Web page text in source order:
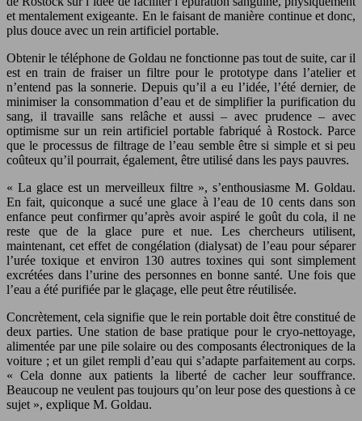
et mentalement exigeante. En le faisant de manière continue et donc,
plus douce avec un rein artificiel portable.
Obtenir le téléphone de Goldau ne fonctionne pas tout de suite, car il
est en train de fraiser un filtre pour le prototype dans l’atelier et
n’entend pas la sonnerie. Depuis qu’il a eu l’idée, l’été dernier, de
minimiser la consommation d’eau et de simplifier la purification du
sang, il travaille sans relâche et aussi – avec prudence – avec
optimisme sur un rein artificiel portable fabriqué à Rostock. Parce
que le processus de filtrage de l’eau semble être si simple et si peu
coûteux qu’il pourrait, également, être utilisé dans les pays pauvres.
« La glace est un merveilleux filtre », s’enthousiasme M. Goldau.
En fait, quiconque a sucé une glace à l’eau de 10 cents dans son
enfance peut confirmer qu’après avoir aspiré le goût du cola, il ne
reste que de la glace pure et nue. Les chercheurs utilisent,
maintenant, cet effet de congélation (dialysat) de l’eau pour séparer
l’urée toxique et environ 130 autres toxines qui sont simplement
excrétées dans l’urine des personnes en bonne santé. Une fois que
l’eau a été purifiée par le glaçage, elle peut être réutilisée.
Concrètement, cela signifie que le rein portable doit être constitué de
deux parties. Une station de base pratique pour le cryo-nettoyage,
alimentée par une pile solaire ou des composants électroniques de la
voiture ; et un gilet rempli d’eau qui s’adapte parfaitement au corps.
« Cela donne aux patients la liberté de cacher leur souffrance.
Beaucoup ne veulent pas toujours qu’on leur pose des questions à ce
sujet », explique M. Goldau.